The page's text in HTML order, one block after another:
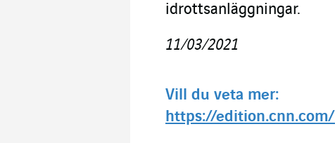
idrottsanläggningar.
11/03/2021
Vill du veta mer:
https://edition.cnn.com/